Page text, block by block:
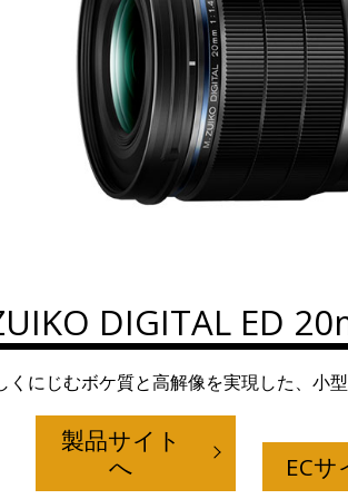
DIGITAL ED
くにじむボケ質と高解像を実現した、小
製品サイト
へ
EC